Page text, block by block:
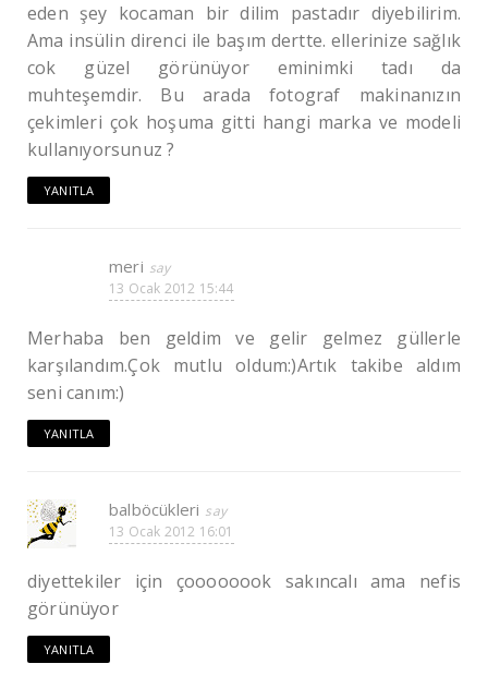
eden şey kocaman bir dilim pastadır diyebilirim.
Ama insülin direnci ile başım dertte. ellerinize sağlık
cok güzel görünüyor eminimki tadı da
muhteşemdir. Bu arada fotograf makinanızın
çekimleri çok hoşuma gitti hangi marka ve modeli
kullanıyorsunuz ?
YANITLA
meri
13 Ocak 2012 15:44
Merhaba ben geldim ve gelir gelmez güllerle
karşılandım.Çok mutlu oldum:)Artık takibe aldım
seni canım:)
YANITLA
balböcükleri
13 Ocak 2012 16:01
diyettekiler için çoooooook sakıncalı ama nefis
görünüyor
YANITLA